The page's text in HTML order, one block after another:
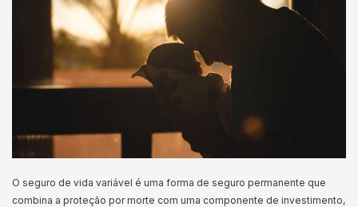
O seguro de vida variável é uma forma de seguro permanente que
combina a proteção por morte com uma componente de investimento,